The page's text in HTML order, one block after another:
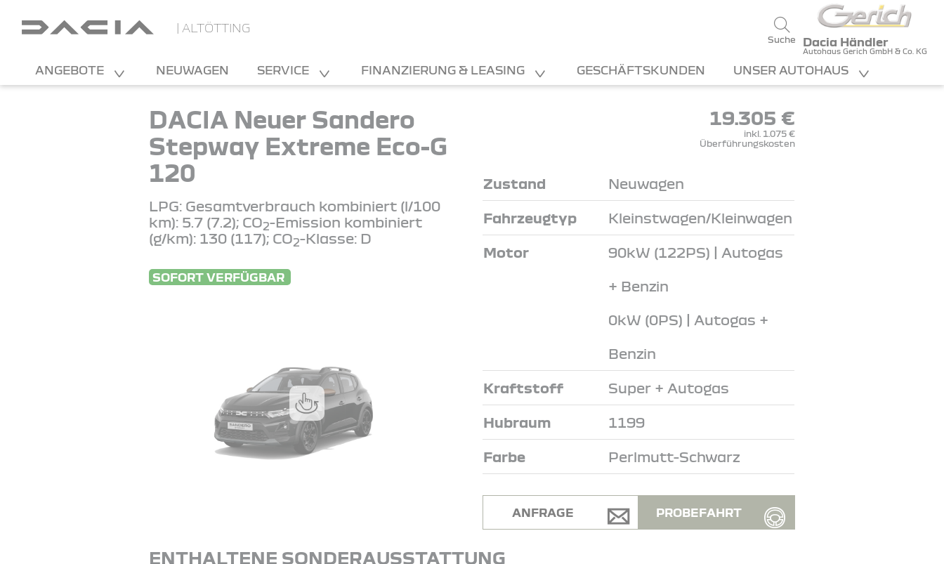
| ALTÖTTING
Suche Dacia Händler
Autohaus Gerich GmbH & Co. KG
ANGEBOTE NEUWAGEN SERVICE FINANZIERUNG & LEASING GESCHÄFTSKUNDEN UNSER AUTOHAUS
DACIA Neuer Sandero
Stepway Extreme Eco-G
120
LPG: Gesamtverbrauch kombiniert (l/100
km): 5.7 (7.2); CO2-Emission kombiniert
(g/km): 130 (117); CO2-Klasse: D
SOFORT VERFÜGBAR
19.305 €
inkl. 1.075 €
Überführungskosten
Zustand Neuwagen
Fahrzeugtyp Kleinstwagen/Kleinwagen
Motor 90kW (122PS) | Autogas
+ Benzin
0kW (0PS) | Autogas +
Benzin
Kraftstoff Super + Autogas
Hubraum 1199
Farbe Perlmutt-Schwarz
ANFRAGE PROBEFAHRT
ENTHALTENE SONDERAUSSTATTUNG